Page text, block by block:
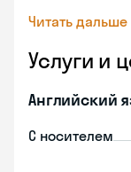
Читать дальше
Услуги и
Английский
С носителем